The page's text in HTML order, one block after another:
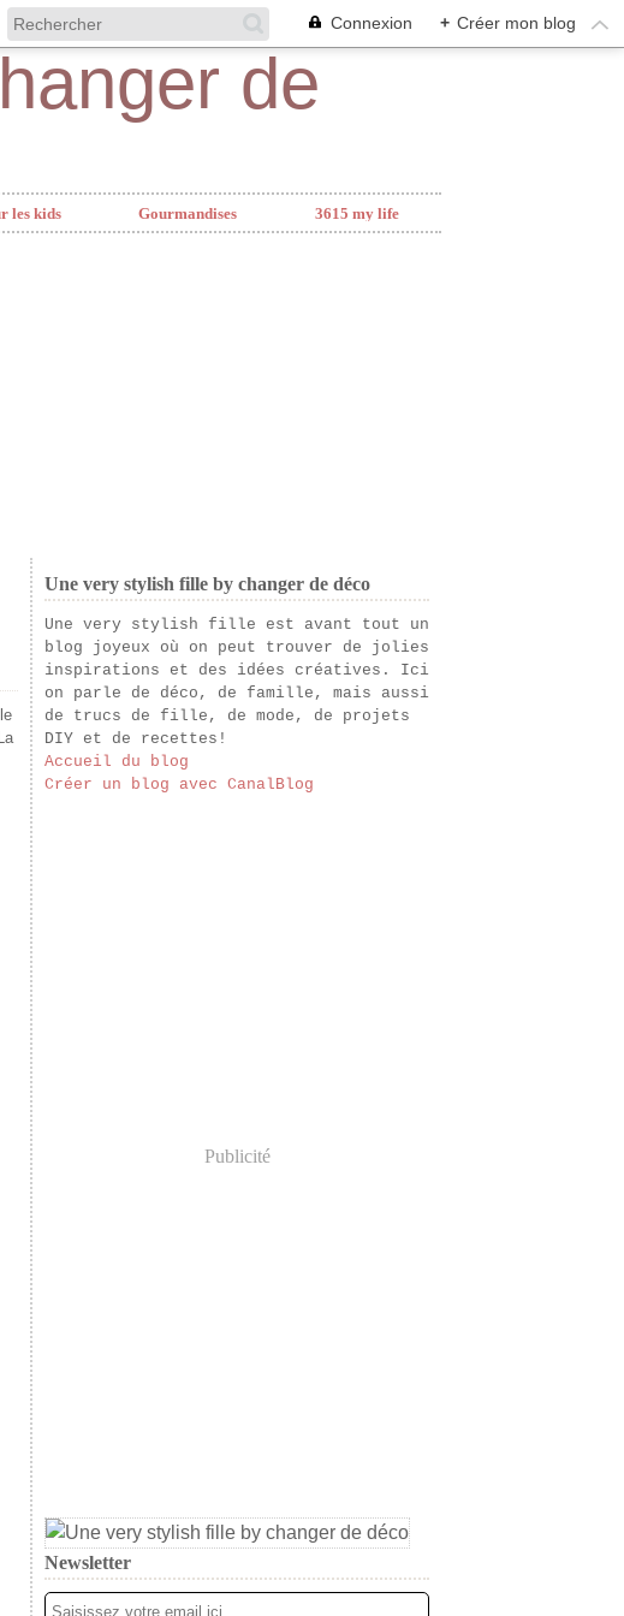
Connexion + Créer mon blog
les kids Gourmandises 3615 my life
Une very stylish fille by changer de déco
Une very stylish fille est avant tout un
blog joyeux où on peut trouver de jolies
inspirations et des idées créatives. Ici
on parle de déco, de famille, mais aussi
de trucs de fille, de mode, de projets
DIY et de recettes!
Accueil du blog
Créer un blog avec CanalBlog
Publicité
Newsletter